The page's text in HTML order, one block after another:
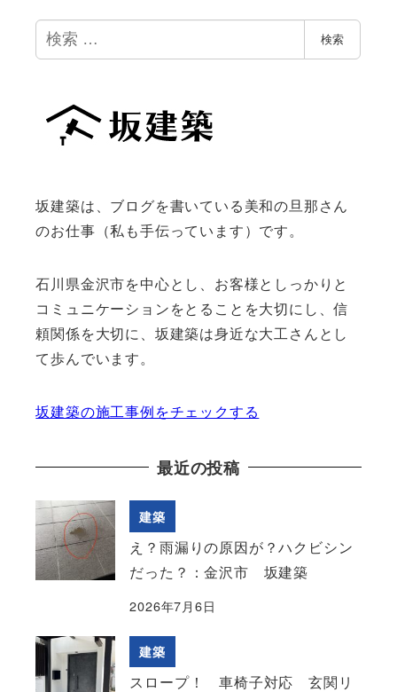
検
索
検索
坂建築は、ブログを書いている美和の旦那さん
のお仕事（私も手伝っています）です。
石川県金沢市を中心とし、お客様としっかりと
コミュニケーションをとることを大切にし、信
頼関係を大切に、坂建築は身近な大工さんとし
て歩んでいます。
坂建築の施工事例をチェックする
最近の投稿
建築
え？雨漏りの原因が？ハクビシン
だった？：金沢市 坂建築
2026年7月6日
建築
スロープ！ 車椅子対応 玄関リ